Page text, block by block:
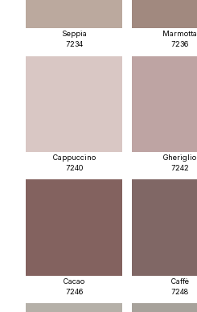
Seppia
7234
Marmotta
7236
Cappuccino
7240
Gheriglio
7242
Cacao
7246
Caffè
7248